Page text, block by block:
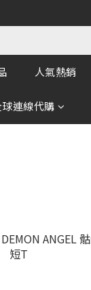
人氣熱銷
連線代購